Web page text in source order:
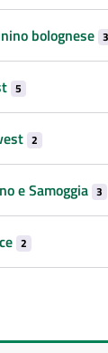
bolognese 3
5
2
e Samoggia 3
2